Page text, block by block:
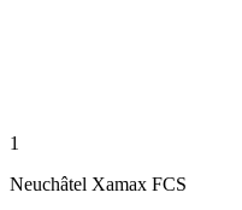
1
Neuchâtel Xamax FCS